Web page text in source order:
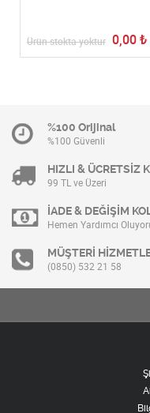
Ürün stokta yoktur 0,00 ₺
%100 Orijinal
%100 Güvenli
HIZLI & ÜCRETSİZ
99 TL ve Üzeri
İADE & DEĞİŞİM
Hemen Yardımcı
MÜŞTERİ
(0850) 532 21 58